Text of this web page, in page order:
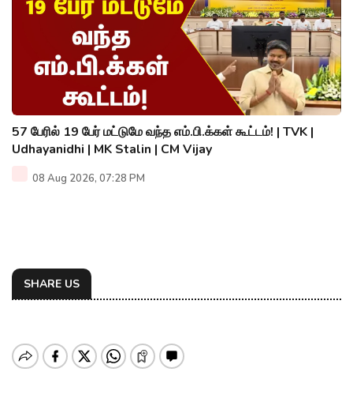
57 பேரில் 19 பேர் மட்டுமே வந்த எம்.பி.க்கள் கூட்டம்! | TVK |
Udhayanidhi | MK Stalin | CM Vijay
08 Aug 2026, 07:28 PM
SHARE US